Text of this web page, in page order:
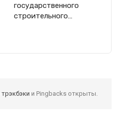
государственного
строительного…
трэкбэки и Pingbacks открыты.